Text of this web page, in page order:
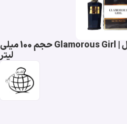
ادو پرفیوم گلاموروس گرل | Glamorous Girl حجم 100 میلی
لیتر